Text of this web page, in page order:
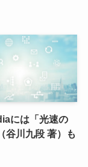
には「光速の
谷川九段 著）も